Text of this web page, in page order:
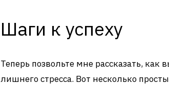
Шаги к успеху
Теперь позвольте мне рассказать, как
лишнего стресса. Вот несколько